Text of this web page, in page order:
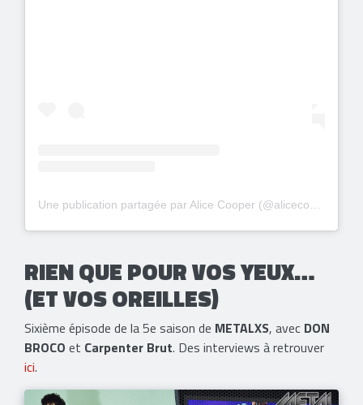
RIEN QUE POUR VOS YEUX…
(ET VOS OREILLES)
Sixième épisode de la 5e saison de METALXS, avec DON
BROCO et Carpenter Brut. Des interviews à retrouver
ici.